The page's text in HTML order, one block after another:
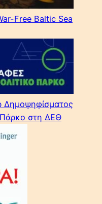
Free Baltic Sea
Πάρκο στη ΔΕΘ